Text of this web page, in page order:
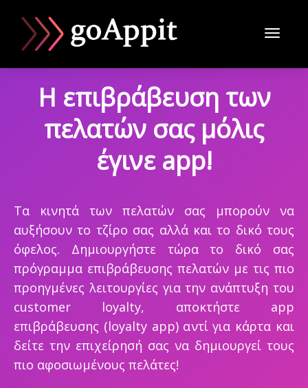
Η επιβράβευση των
πελατών σας μόλις
έγινε app!
Τα κινητά των πελατών σας μπορούν να
αυξήσουν το τζίρο σας αλλά και το δικό τους
όφελος. Δημιουργήστε τώρα το δικό σας
πρόγραμμα επιβράβευσης πελατών με τις πιο
προηγμένες λειτουργίες για την ανάπτυξη του
customer loyalty, αποκτήστε app
επιβράβευσης (loyalty app) αντί για κάρτα και
δείτε την επιχείρησή σας να δημιουργεί τους
πιο αφοσιωμένους πελάτες!